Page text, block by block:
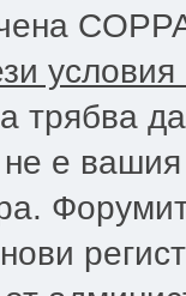
трябва
е